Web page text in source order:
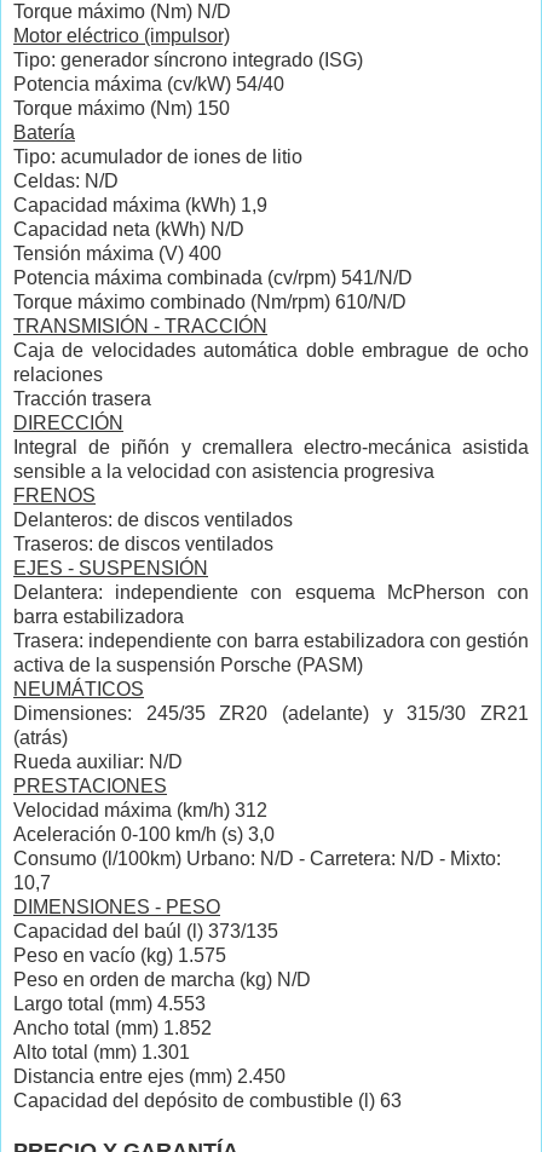
Torque máximo (Nm) N/D
Motor eléctrico (impulsor)
Tipo: generador síncrono integrado (ISG)
Potencia máxima (cv/kW) 54/40
Torque máximo (Nm) 150
Batería
Tipo: acumulador de iones de litio
Celdas: N/D
Capacidad máxima (kWh) 1,9
Capacidad neta (kWh) N/D
Tensión máxima (V) 400
Potencia máxima combinada (cv/rpm) 541/N/D
Torque máximo combinado (Nm/rpm) 610/N/D
TRANSMISIÓN - TRACCIÓN
Caja de velocidades automática doble embrague de ocho
relaciones
Tracción trasera
DIRECCIÓN
Integral de piñón y cremallera electro-mecánica asistida
sensible a la velocidad con asistencia progresiva
FRENOS
Delanteros: de discos ventilados
Traseros: de discos ventilados
EJES - SUSPENSIÓN
Delantera: independiente con esquema McPherson con
barra estabilizadora
Trasera: independiente con barra estabilizadora con gestión
activa de la suspensión Porsche (PASM)
NEUMÁTICOS
Dimensiones: 245/35 ZR20 (adelante) y 315/30 ZR21
(atrás)
Rueda auxiliar: N/D
PRESTACIONES
Velocidad máxima (km/h) 312
Aceleración 0-100 km/h (s) 3,0
Consumo (l/100km) Urbano: N/D - Carretera: N/D - Mixto:
10,7
DIMENSIONES - PESO
Capacidad del baúl (l) 373/135
Peso en vacío (kg) 1.575
Peso en orden de marcha (kg) N/D
Largo total (mm) 4.553
Ancho total (mm) 1.852
Alto total (mm) 1.301
Distancia entre ejes (mm) 2.450
Capacidad del depósito de combustible (l) 63